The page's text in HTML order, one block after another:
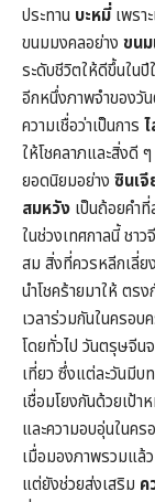
ประทาน บะหมี่เพรา
ขนมมงคลอย่าง ขน
ระดับชีวิตให้ดีขึ้นในปี
อีกหนึ่งภาพจำของวั
ความเชื่อว่าเป็นการ
ให้โชคลาภและสิ่งดี
ยอดนิยมอย่าง ซินเ
สมหวัง เป็นถ้อยคำ
ในช่วงเทศกาลนี้ ชา
สม สิ่งที่ควรหลีกเลี่ย
นำโชคร้ายมาให้ ตร
เวลาร่วมกันในครอ
โดยทั่วไป วันตรุษจีน
เที่ยว ซึ่งแต่ละวันมี
เชื่อมโยงกันด้วยเป้า
และความอบอุ่นในคร
เมื่อมองภาพรวมแล้
แต่ยังช่วยส่งเสริม ค